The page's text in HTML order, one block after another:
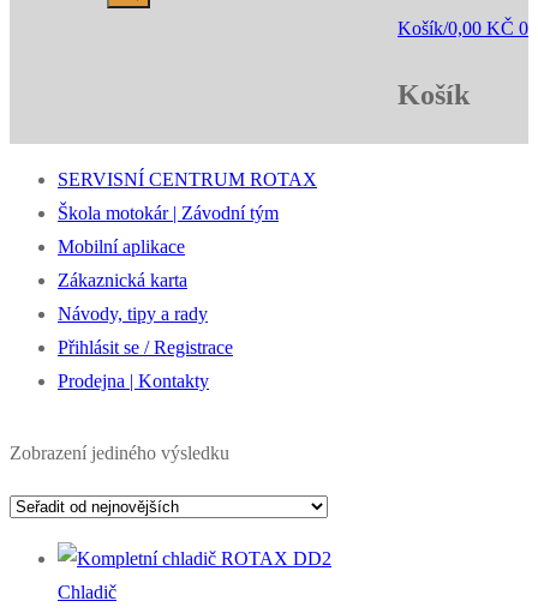
Košík/0,00 KČ 0
Košík
SERVISNÍ CENTRUM ROTAX
Škola motokár | Závodní tým
Mobilní aplikace
Zákaznická karta
Návody, tipy a rady
Přihlásit se / Registrace
Prodejna | Kontakty
Zobrazení jediného výsledku
Chladič